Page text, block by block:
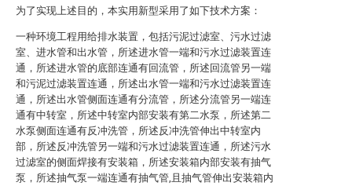
为了实现上述目的，本实用新型采用了如下技术方案：
一种环境工程用给排水装置，包括污泥过滤室、污水过滤
室、进水管和出水管，所述进水管一端和污水过滤装置连
通，所述进水管的底部连通有回流管，所述回流管另一端
和污泥过滤装置连通，所述出水管一端和污水过滤装置连
通，所述出水管侧面连通有分流管，所述分流管另一端连
通有中转室，所述中转室内部安装有第二水泵，所述第二
水泵侧面连通有反冲洗管，所述反冲洗管伸出中转室内
部，所述反冲洗管另一端和污水过滤装置连通，所述污水
过滤室的侧面焊接有安装箱，所述安装箱内部安装有抽气
泵，所述抽气泵一端连通有抽气管,且抽气管伸出安装箱内